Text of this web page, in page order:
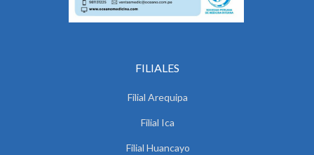
FILIALES
Filial Arequipa
Filial Ica
Filial Huancayo